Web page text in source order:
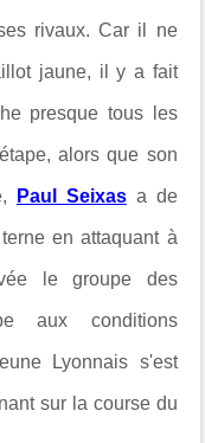
rivaux. Car il ne
jaune, il y a fait
presque tous les
alors que son
Paul Seixasa de
en attaquant à
le groupe des
aux conditions
Lyonnais s'est
sur la course du